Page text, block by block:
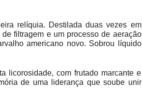
relíquia. Destilada duas vezes em
filtragem e um processo de aeração
americano novo. Sobrou líquido
licorosidade, com frutado marcante e
de uma liderança que soube unir